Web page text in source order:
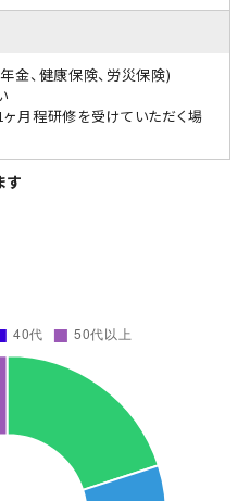
金、健康保険、労災保険)
月程研修を受けていただく場
す